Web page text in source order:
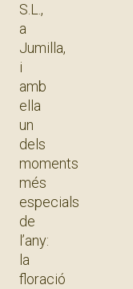
S.L.,
a
Jumilla,
i
amb
ella
un
dels
moments
més
especials
de
l’any:
la
floració